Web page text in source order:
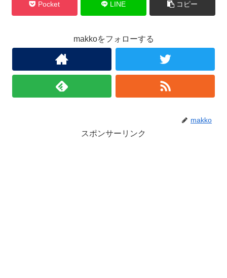
Pocket LINE コピー
makkoをフォローする
makko
スポンサーリンク